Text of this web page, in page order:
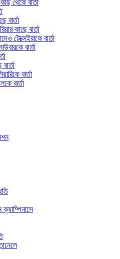
থেকে বার্তা
বার্তা
কাছে বার্তা
টেক্সেইরাকে বার্তা
বার্তা
বার্তা
বার্তা